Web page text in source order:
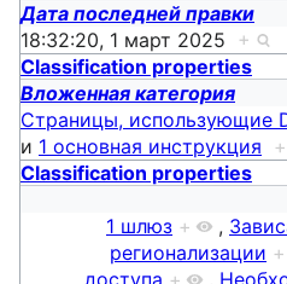
Дата последней правки
18:32:20, 1 март 2025 +
Classification properties
Вложенная категория
Страницы, использующие
и 1 основная инструкция +
Classification properties
1 шлюз + ,
регионализации +
доступа + ,